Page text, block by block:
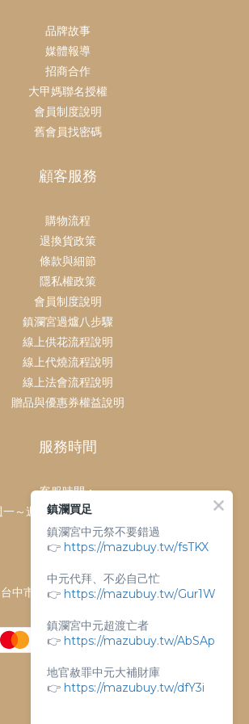
品牌故事
媒體報導
招商合作
大甲媽聯名授權
會員制度說明
舊會員找密碼
顧客服務
購物流程
退換貨政策
條款與細節
隱私權政策
會員制度說明
鎮瀾宮過爐八步驟
線上供花流程說明
線上代燒流程說明
線上法會流程說明
贈品與優惠券權益說明
服務時間
客服時間：
一～週日 上午9點～下午6點
客服電話：
04-26763688
門市地址：
台中市大甲區順天路238號
鎮瀾買足
鎮瀾宮中元祭不要錯過
👉 https://mazubuy.tw/fsTKX
中元代拜、不必自己忙
👉 https://mazubuy.tw/Gur1W
鎮瀾宮中元超渡亡者
👉 https://mazubuy.tw/AbSAp
地官赦罪中元大補財庫
👉 https://mazubuy.tw/dfY3i